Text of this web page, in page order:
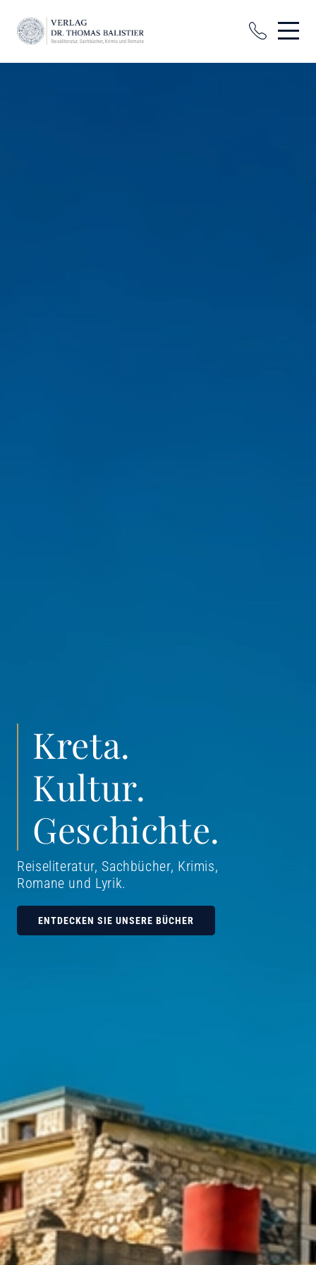
Kreta.
Kultur.
Geschichte.
Reiseliteratur, Sachbücher, Krimis,
Romane und Lyrik.
ENTDECKEN SIE UNSERE BÜCHER